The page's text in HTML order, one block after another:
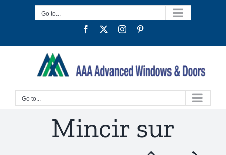
Go to...
Facebook
TwitterInstagram
Go to...
Mincir sur